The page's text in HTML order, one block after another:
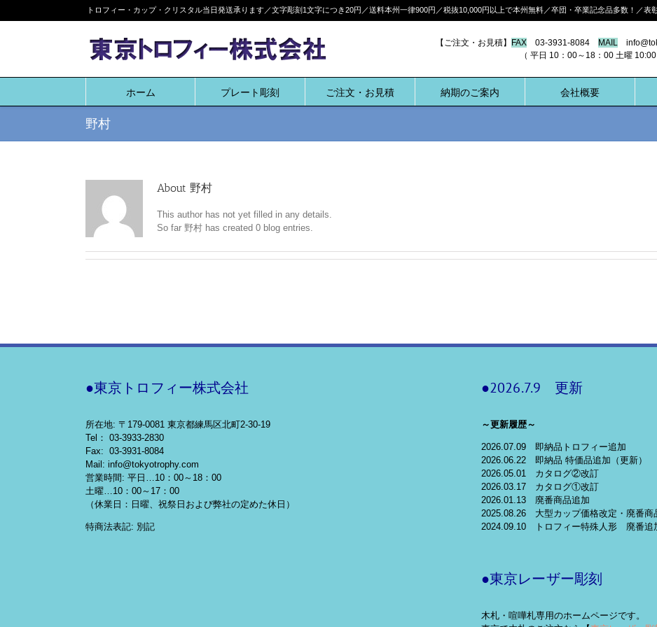
to
トロフィー・カップ・クリスタル当日発送承ります／文字彫刻1文字につき20円／送料本州一律900円／税抜10,000円以上で本州無料／卒団・卒業記念品多数！／表
【ご注文・お見積】 FAX 03-3931-8084 MAIL
（ 平日 10：00～18：00 土曜 10:00～17：
ホーム プレート彫刻 ご注文・お見積 納期のご案内 会社概要
野村
About 野村
This author has not yet filled in any details.
So far 野村 has created 0 blog entries.
●東京トロフィー株式会社
所在地: 〒179-0081 東京都練馬区北町2-30-19
Tel： 03-3933-2830
Fax: 03-3931-8084
Mail: info@tokyotrophy.com
営業時間: 平日…10：00～18：00
土曜…10：00～17：00
（休業日：日曜、祝祭日および弊社の定めた休日）
特商法表記: 別記
●2026.7.9 更新
～更新履歴～
2026.07.09 即納品トロフィー追加
2026.06.22 即納品 特価品追加（更新）
2026.05.01 カタログ②改訂
2026.03.17 カタログ①改訂
2026.01.13 廃番商品追加
2025.08.26 大型カップ価格改定・廃番商
2024.09.10 トロフィー特殊人形 廃番追
●東京レーザー彫刻
木札・喧嘩札専用のホームページです。